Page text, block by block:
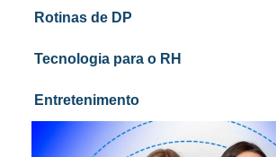
Rotinas de DP
Tecnologia para o RH
Entretenimento